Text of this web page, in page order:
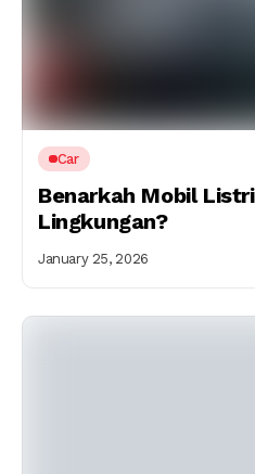
Car
Benarkah Mobil
Lingkungan?
January 25, 2026